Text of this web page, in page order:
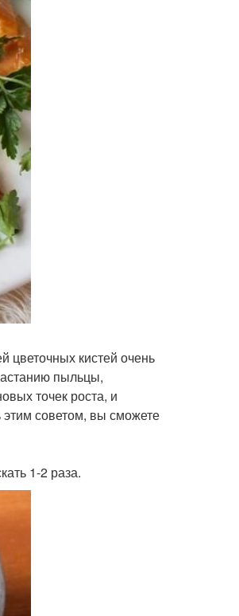
цветочных кистей очень
пыльцы,
точек роста, и
этим советом, вы сможете
1-2 раза.